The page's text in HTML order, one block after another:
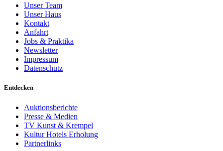
Unser Team
Unser Haus
Kontakt
Anfahrt
Jobs & Praktika
Newsletter
Impressum
Datenschutz
Entdecken
Auktionsberichte
Presse & Medien
TV Kunst & Krempel
Kultur Hotels Erholung
Partnerlinks